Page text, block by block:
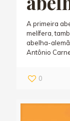
A primeira
melífera,
abelha-
Antônio
0